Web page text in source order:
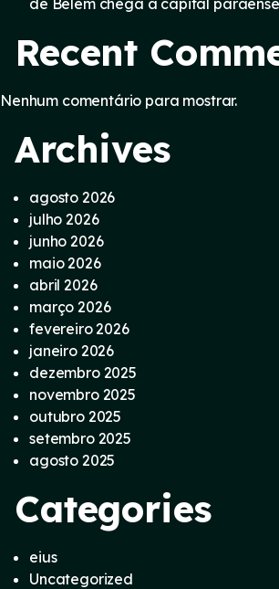
de Belém chega à capital paraense
Recent
Nenhum comentário para mostrar.
Archives
agosto 2026
julho 2026
junho 2026
maio 2026
abril 2026
março 2026
fevereiro 2026
janeiro 2026
dezembro 2025
novembro 2025
outubro 2025
setembro 2025
agosto 2025
Categories
eius
Uncategorized